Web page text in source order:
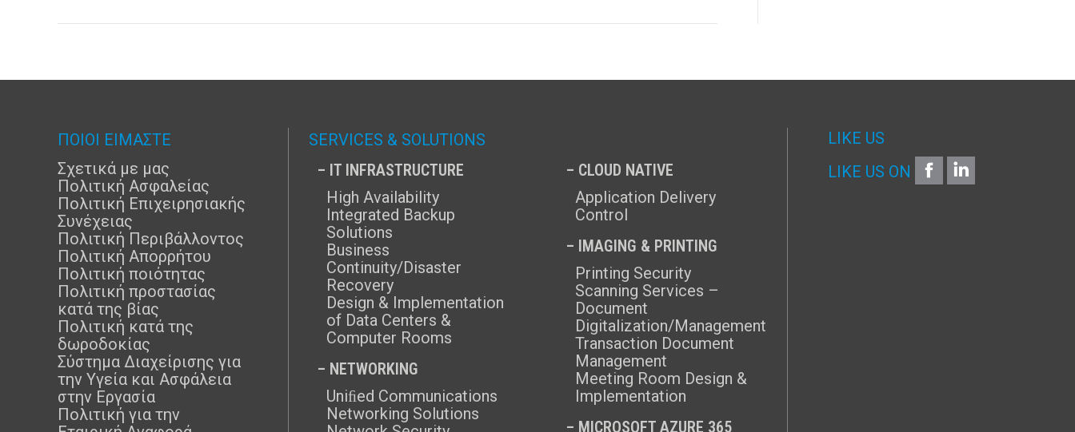
ΠΟΙΟΙ ΕΙΜΑΣΤΕ
Σχετικά με μας
Πολιτική Ασφαλείας
Πολιτική Επιχειρησιακής
Συνέχειας
Πολιτική Περιβάλλοντος
Πολιτική Απορρήτου
Πολιτική ποιότητας
Πολιτική προστασίας
κατά της βίας
Πολιτική κατά της
δωροδοκίας
Σύστημα Διαχείρισης για
την Υγεία και Ασφάλεια
στην Εργασία
Πολιτική για την
SERVICES & SOLUTIONS
– IT INFRASTRUCTURE
High Availability
Integrated Backup
Solutions
Business
Continuity/Disaster
Recovery
Design & Implementation
of Data Centers &
Computer Rooms
– NETWORKING
Uniﬁed Communications
Networking Solutions
– CLOUD NATIVE
Application Delivery
Control
– IMAGING & PRINTING
Printing Security
Scanning Services –
Document
Digitalization/Management
Transaction Document
Management
Meeting Room Design &
Implementation
– MICROSOFT AZURE 365
LIKE US
LIKE US ON
FACEBOOK